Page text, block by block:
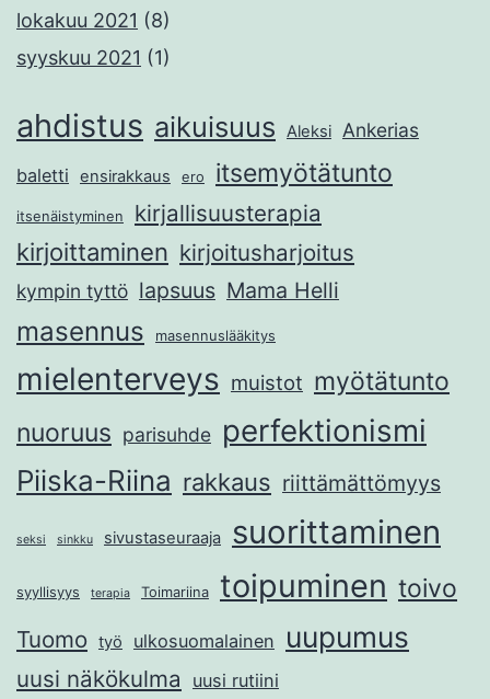
lokakuu 2021 (8)
syyskuu 2021 (1)
ahdistus aikuisuus Aleksi Ankerias
baletti ensirakkaus ero itsemyötätunto
itsenäistyminen kirjallisuusterapia
kirjoittaminen kirjoitusharjoitus
kympin tyttö lapsuus Mama Helli
masennus masennuslääkitys
mielenterveys muistot myötätunto
nuoruus parisuhde perfektionismi
Piiska-Riina rakkaus riittämättömyys
seksi sinkku sivustaseuraaja suorittaminen
syyllisyys terapia Toimariina toipuminen toivo
Tuomo työ ulkosuomalainen uupumus
uusi näkökulma uusi rutiini